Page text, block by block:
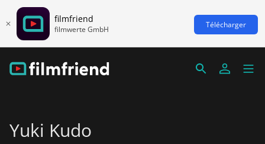
filmfriend
filmwerte GmbH Télécharger
Yuki Kudo